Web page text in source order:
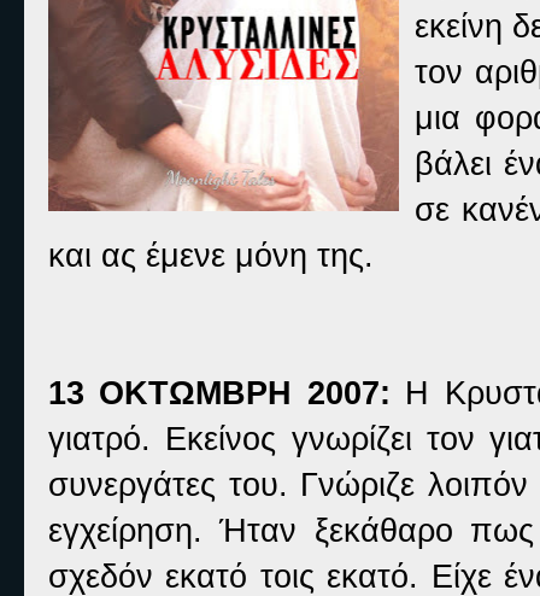
εκείνη
τον
μια
βάλει
σε
και ας έμενε μόνη της.
13 ΟΚΤΩΜΒΡΗ 2007: Η
γιατρό. Εκείνος γνωρίζει τον
συνεργάτες του. Γνώριζε
εγχείρηση.Ήταν ξεκάθαρο πως
σχεδόν εκατό τοις εκατό. Είχε